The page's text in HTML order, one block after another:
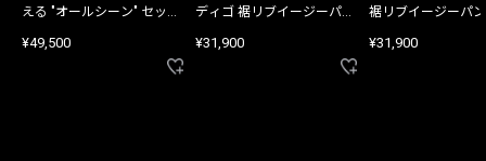
える "オールシーン" セット
¥49,500
ディゴ 裾リブイージーパン
¥31,900
裾リブイージーパ
¥31,900